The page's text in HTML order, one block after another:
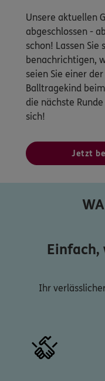
Unsere aktuellen
abgeschlossen -
schon! Lassen Sie
benachrichtigen,
seien Sie einer
Balltragekind
die nächste
sich!
Jetzt
Ihr